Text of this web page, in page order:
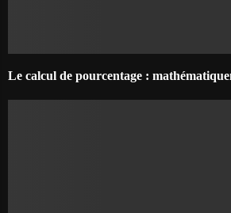
Le calcul de pourcentage :